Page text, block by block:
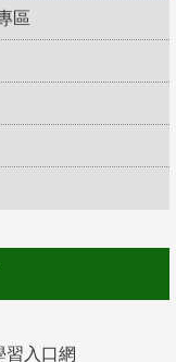
區
習入口網